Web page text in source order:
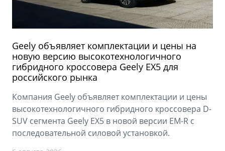
Geely объявляет комплектации и цены на
новую версию высокотехнологичного
гибридного кроссовера Geely EX5 для
российского рынка
Компания Geely объявляет комплектации и цены
высокотехнологичного гибридного кроссовера D-
SUV сегмента Geely EX5 в новой версии EM-R с
последовательной силовой установкой.